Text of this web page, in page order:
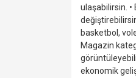
ulaşabilirsin.
basketbol,
⁠Magazin
ekonomik